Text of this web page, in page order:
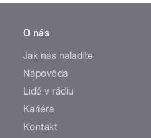
O nás
Jak nás naladíte
Nápověda
Lidé v rádiu
Kariéra
Kontakt